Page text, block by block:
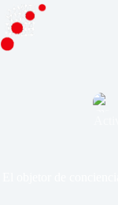
contingut